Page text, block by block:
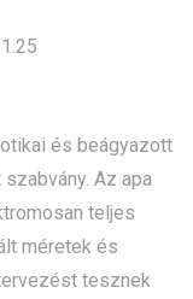
és beágyazott
Az apa
teljes
méretek és
tesznek